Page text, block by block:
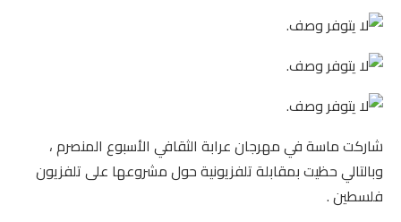
شاركت ماسة في مهرجان عرابة الثقافي الأسبوع المنصرم ،
وبالتالي حظيت بمقابلة تلفزيونية حول مشروعها على تلفزيون
فلسطين .